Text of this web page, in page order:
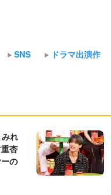
SNS ドラマ出演作
れ
杏
の